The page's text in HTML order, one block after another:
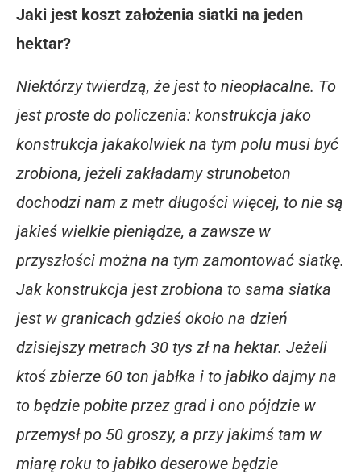
Jaki jest koszt założenia siatki na jeden
hektar?
Niektórzy twierdzą, że jest to nieopłacalne. To
jest proste do policzenia: konstrukcja jako
konstrukcja jakakolwiek na tym polu musi być
zrobiona, jeżeli zakładamy strunobeton
dochodzi nam z metr długości więcej, to nie są
jakieś wielkie pieniądze, a zawsze w
przyszłości można na tym zamontować siatkę.
Jak konstrukcja jest zrobiona to sama siatka
jest w granicach gdzieś około na dzień
dzisiejszy metrach 30 tys zł na hektar. Jeżeli
ktoś zbierze 60 ton jabłka i to jabłko dajmy na
to będzie pobite przez grad i ono pójdzie w
przemysł po 50 groszy, a przy jakimś tam w
miarę roku to jabłko deserowe będzie